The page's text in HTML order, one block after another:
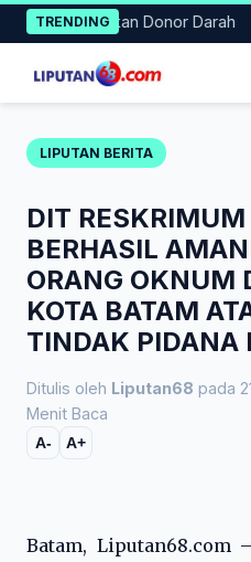
Skip
to
content
TRENDING
Gerakan Donor Darah
LIPUTAN BERITA
DIT
BERHASIL
ORANG OKNUM
KOTA BATAM
TINDAK PIDANA
Ditulis oleh Liputan68 pada
Menit Baca
A- A+
Batam, Liputan68.com